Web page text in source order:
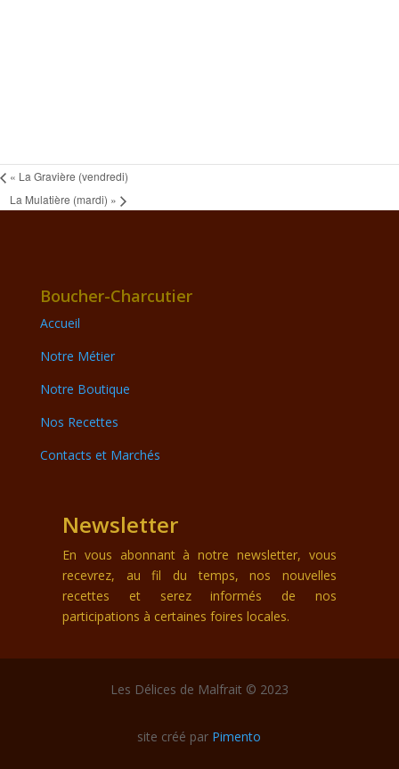
« La Gravière (vendredi)
La Mulatière (mardi) »
Boucher-Charcutier
Accueil
Notre Métier
Notre Boutique
Nos Recettes
Contacts et Marchés
Newsletter
En vous abonnant à notre newsletter, vous
recevrez, au fil du temps, nos nouvelles
recettes et serez informés de nos
participations à certaines foires locales.
Les Délices de Malfrait © 2023
site créé par Pimento